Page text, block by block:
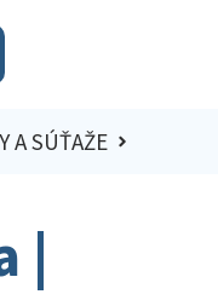
A SÚŤAŽE
|